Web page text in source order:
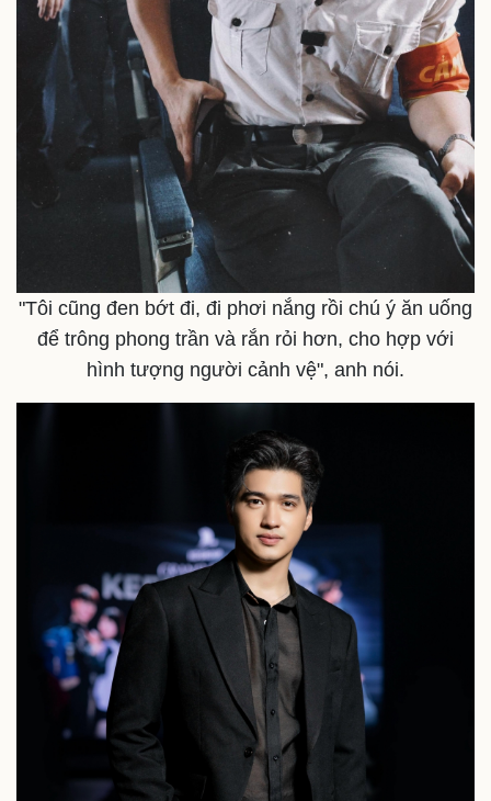
Thông tin doanh nghiệp
Doanh nghiệp 24h
Doanh nhân
Vì cộng đồng
Công nghệ
Sành điệu
Tin Công nghệ
Trải nghiệm
Chuyển đổi số
"Tôi cũng đen bớt đi, đi phơi nắng rồi chú ý ăn uống
để trông phong trần và rắn rỏi hơn, cho hợp với
hình tượng người cảnh vệ", anh nói.